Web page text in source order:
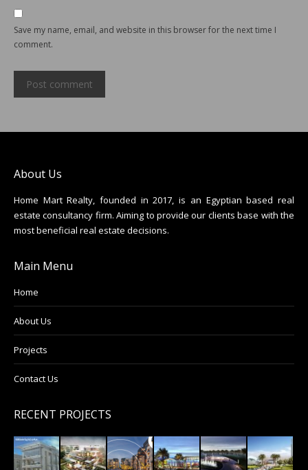
Save my name, email, and website in this browser for the next time I
comment.
Post comment
About Us
Home Mart Realty, founded in 2017, is an Egyptian based real
estate consultancy firm. Aiming to provide our clients base with the
most beneficial real estate decisions.
Main Menu
Home
About Us
Projects
Contact Us
RECENT PROJECTS